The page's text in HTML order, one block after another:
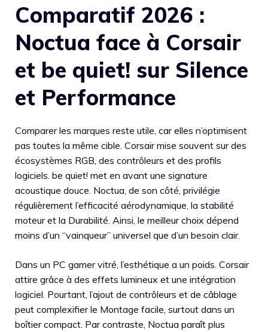
Comparatif 2026 :
Noctua face à Corsair
et be quiet! sur Silence
et Performance
Comparer les marques reste utile, car elles n’optimisent
pas toutes la même cible. Corsair mise souvent sur des
écosystèmes RGB, des contrôleurs et des profils
logiciels. be quiet! met en avant une signature
acoustique douce. Noctua, de son côté, privilégie
régulièrement l’efficacité aérodynamique, la stabilité
moteur et la Durabilité. Ainsi, le meilleur choix dépend
moins d’un “vainqueur” universel que d’un besoin clair.
Dans un PC gamer vitré, l’esthétique a un poids. Corsair
attire grâce à des effets lumineux et une intégration
logiciel. Pourtant, l’ajout de contrôleurs et de câblage
peut complexifier le Montage facile, surtout dans un
boîtier compact. Par contraste, Noctua paraît plus